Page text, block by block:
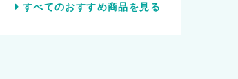
すべてのおすすめ商品を見る